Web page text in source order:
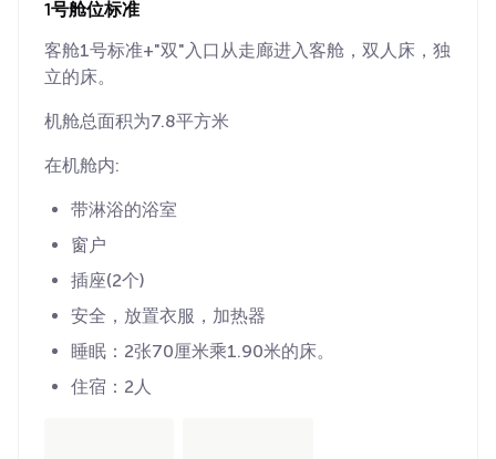
1号舱位标准
客舱1号标准+"双"入口从走廊进入客舱，双人床，独
立的床。
机舱总面积为7.8平方米
在机舱内:
带淋浴的浴室
窗户
插座(2个)
安全，放置衣服，加热器
睡眠：2张70厘米乘1.90米的床。
住宿：2人